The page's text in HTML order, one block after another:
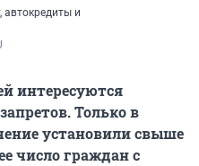
автокредиты и
интересуются
Только в
установили свыше
число граждан с